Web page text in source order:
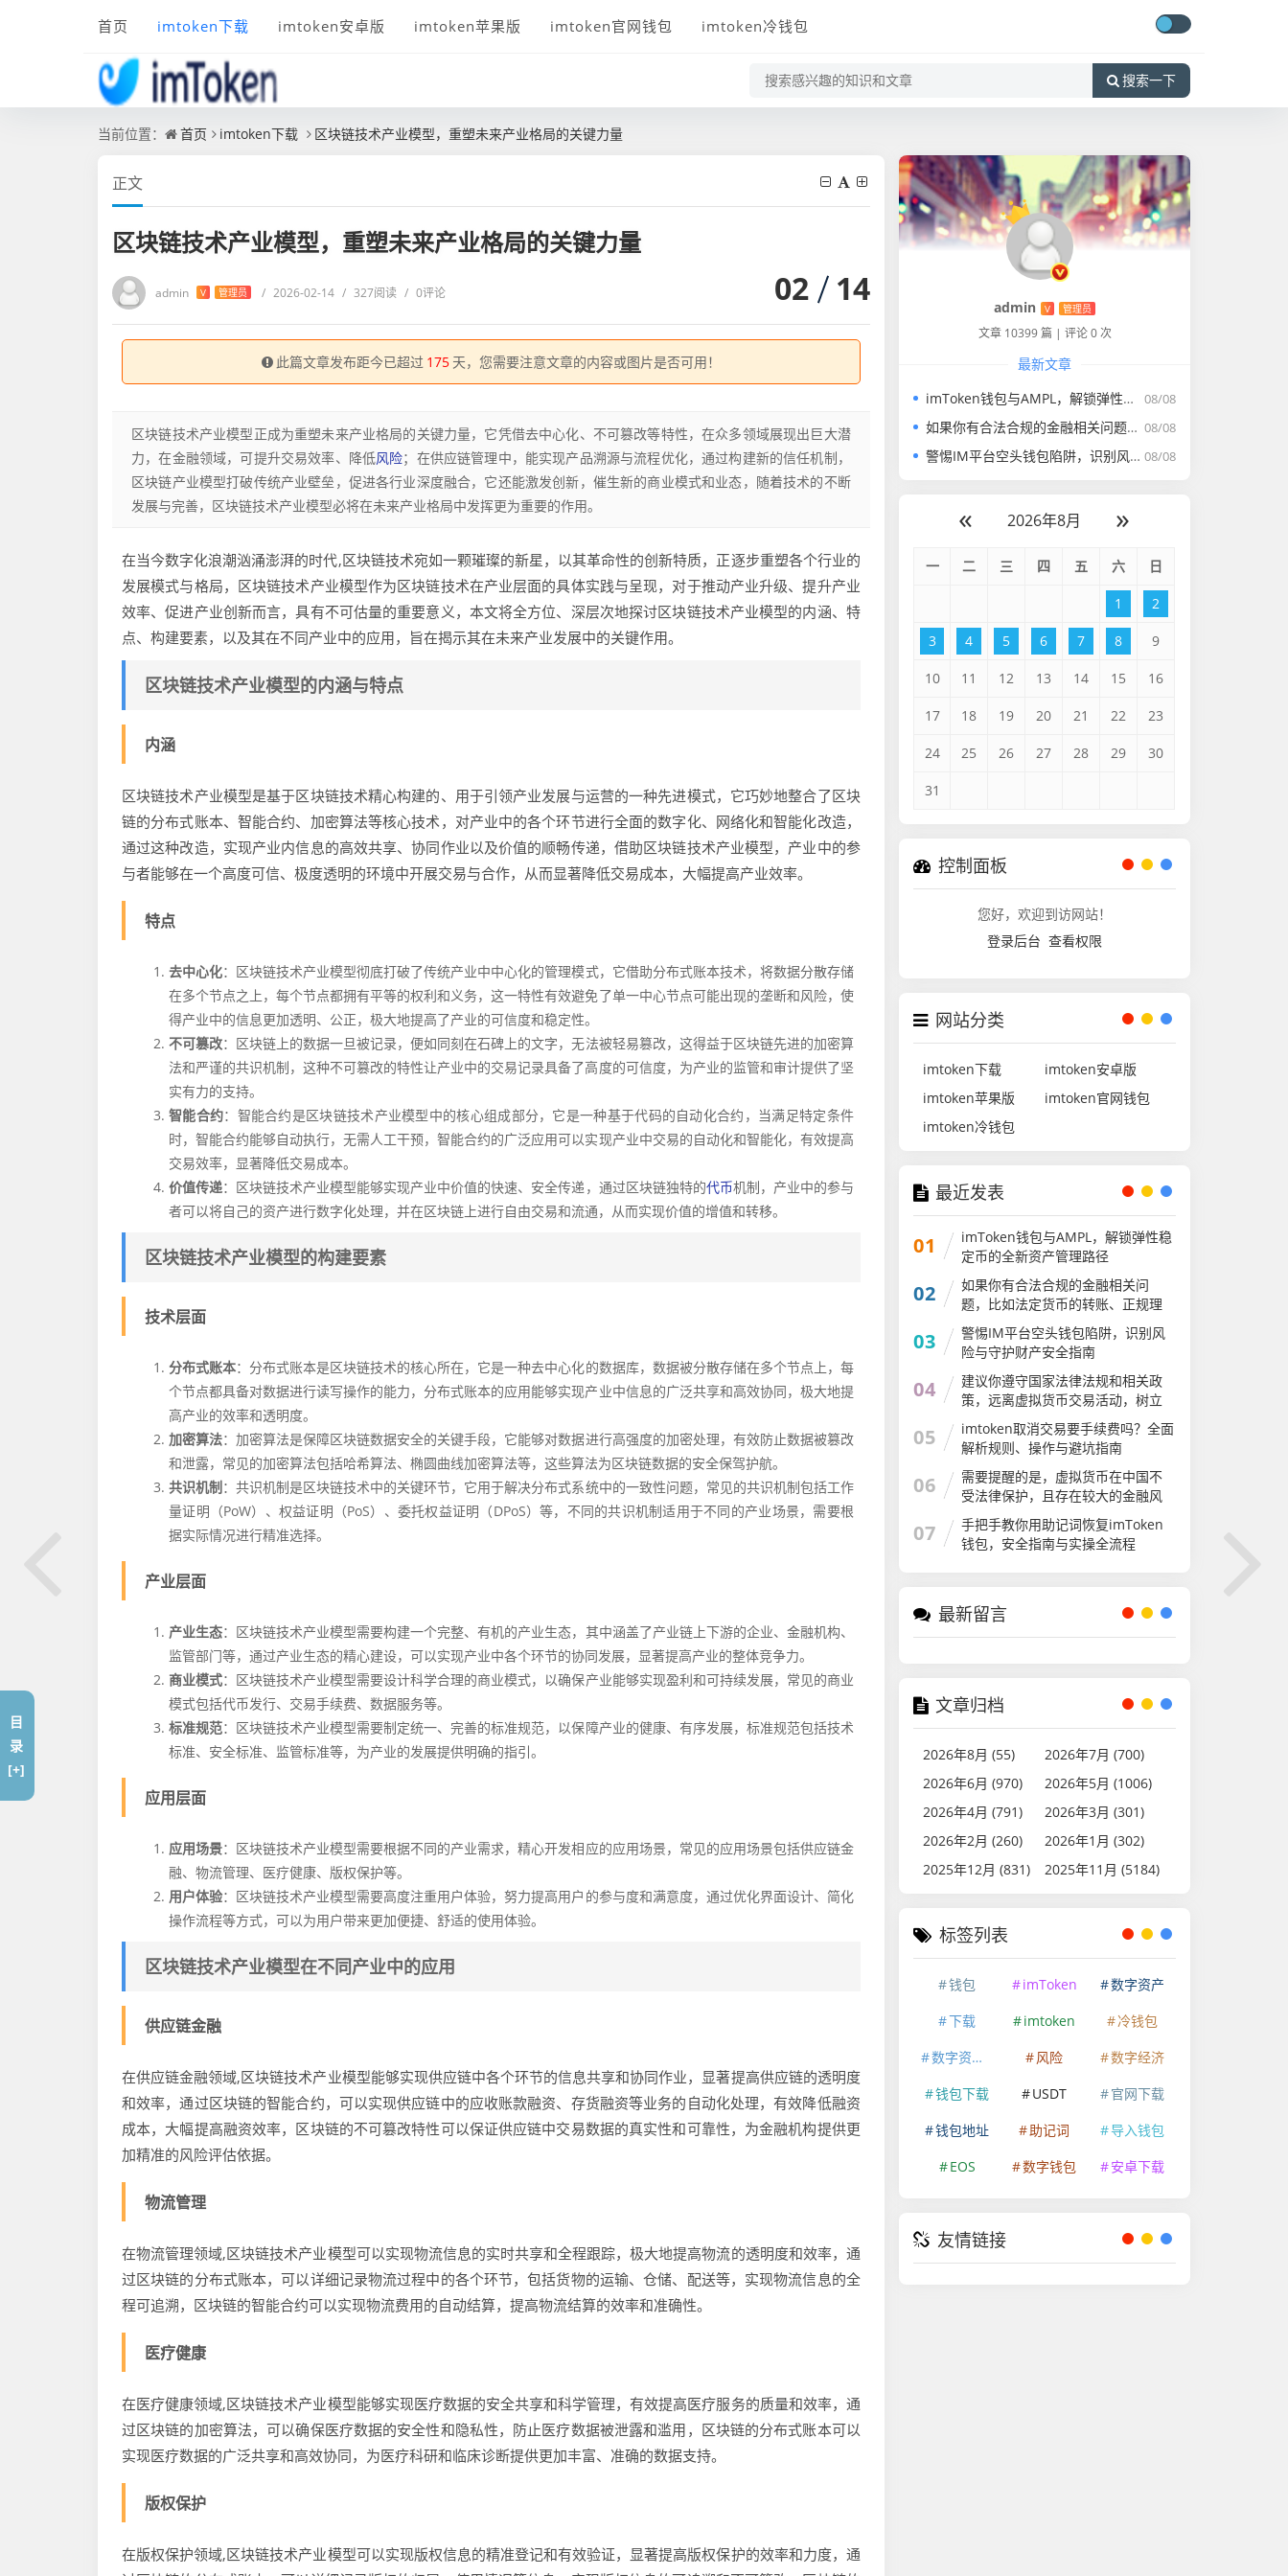
首页 imtoken下载 imtoken安卓版 imtoken苹果版 imtoken官网钱包 imtoken冷钱包
搜索一下
当前位置： 首页 imtoken下载 区块链技术产业模型，重塑未来产业格局的关键力量
正文
区块链技术产业模型，重塑未来产业格局的关键力量
admin V 管理员 / 2026-02-14 / 327阅读 / 0评论 02 14
此篇文章发布距今已超过 175 天，您需要注意文章的内容或图片是否可用！
区块链技术产业模型正成为重塑未来产业格局的关键力量，它凭借去中心化、不可篡改等特性，在众多领域展现出巨大潜
力，在金融领域，可提升交易效率、降低风险；在供应链管理中，能实现产品溯源与流程优化，通过构建新的信任机制，
区块链产业模型打破传统产业壁垒，促进各行业深度融合，它还能激发创新，催生新的商业模式和业态，随着技术的不断
发展与完善，区块链技术产业模型必将在未来产业格局中发挥更为重要的作用。
在当今数字化浪潮汹涌澎湃的时代,区块链技术宛如一颗璀璨的新星，以其革命性的创新特质，正逐步重塑各个行业的
发展模式与格局，区块链技术产业模型作为区块链技术在产业层面的具体实践与呈现，对于推动产业升级、提升产业
效率、促进产业创新而言，具有不可估量的重要意义，本文将全方位、深层次地探讨区块链技术产业模型的内涵、特
点、构建要素，以及其在不同产业中的应用，旨在揭示其在未来产业发展中的关键作用。
区块链技术产业模型的内涵与特点
内涵
区块链技术产业模型是基于区块链技术精心构建的、用于引领产业发展与运营的一种先进模式，它巧妙地整合了区块
链的分布式账本、智能合约、加密算法等核心技术，对产业中的各个环节进行全面的数字化、网络化和智能化改造，
通过这种改造，实现产业内信息的高效共享、协同作业以及价值的顺畅传递，借助区块链技术产业模型，产业中的参
与者能够在一个高度可信、极度透明的环境中开展交易与合作，从而显著降低交易成本，大幅提高产业效率。
特点
去中心化：区块链技术产业模型彻底打破了传统产业中中心化的管理模式，它借助分布式账本技术，将数据分散存储
在多个节点之上，每个节点都拥有平等的权利和义务，这一特性有效避免了单一中心节点可能出现的垄断和风险，使
得产业中的信息更加透明、公正，极大地提高了产业的可信度和稳定性。
不可篡改：区块链上的数据一旦被记录，便如同刻在石碑上的文字，无法被轻易篡改，这得益于区块链先进的加密算
法和严谨的共识机制，这种不可篡改的特性让产业中的交易记录具备了高度的可信度，为产业的监管和审计提供了坚
实有力的支持。
智能合约：智能合约是区块链技术产业模型中的核心组成部分，它是一种基于代码的自动化合约，当满足特定条件
时，智能合约能够自动执行，无需人工干预，智能合约的广泛应用可以实现产业中交易的自动化和智能化，有效提高
交易效率，显著降低交易成本。
价值传递：区块链技术产业模型能够实现产业中价值的快速、安全传递，通过区块链独特的代币机制，产业中的参与
者可以将自己的资产进行数字化处理，并在区块链上进行自由交易和流通，从而实现价值的增值和转移。
区块链技术产业模型的构建要素
技术层面
分布式账本：分布式账本是区块链技术的核心所在，它是一种去中心化的数据库，数据被分散存储在多个节点上，每
个节点都具备对数据进行读写操作的能力，分布式账本的应用能够实现产业中信息的广泛共享和高效协同，极大地提
高产业的效率和透明度。
加密算法：加密算法是保障区块链数据安全的关键手段，它能够对数据进行高强度的加密处理，有效防止数据被篡改
和泄露，常见的加密算法包括哈希算法、椭圆曲线加密算法等，这些算法为区块链数据的安全保驾护航。
共识机制：共识机制是区块链技术中的关键环节，它用于解决分布式系统中的一致性问题，常见的共识机制包括工作
量证明（PoW）、权益证明（PoS）、委托权益证明（DPoS）等，不同的共识机制适用于不同的产业场景，需要根
据实际情况进行精准选择。
产业层面
产业生态：区块链技术产业模型需要构建一个完整、有机的产业生态，其中涵盖了产业链上下游的企业、金融机构、
监管部门等，通过产业生态的精心建设，可以实现产业中各个环节的协同发展，显著提高产业的整体竞争力。
商业模式：区块链技术产业模型需要设计科学合理的商业模式，以确保产业能够实现盈利和可持续发展，常见的商业
模式包括代币发行、交易手续费、数据服务等。
标准规范：区块链技术产业模型需要制定统一、完善的标准规范，以保障产业的健康、有序发展，标准规范包括技术
标准、安全标准、监管标准等，为产业的发展提供明确的指引。
应用层面
应用场景：区块链技术产业模型需要根据不同的产业需求，精心开发相应的应用场景，常见的应用场景包括供应链金
融、物流管理、医疗健康、版权保护等。
用户体验：区块链技术产业模型需要高度注重用户体验，努力提高用户的参与度和满意度，通过优化界面设计、简化
操作流程等方式，可以为用户带来更加便捷、舒适的使用体验。
区块链技术产业模型在不同产业中的应用
供应链金融
在供应链金融领域,区块链技术产业模型能够实现供应链中各个环节的信息共享和协同作业，显著提高供应链的透明度
和效率，通过区块链的智能合约，可以实现供应链中的应收账款融资、存货融资等业务的自动化处理，有效降低融资
成本，大幅提高融资效率，区块链的不可篡改特性可以保证供应链中交易数据的真实性和可靠性，为金融机构提供更
加精准的风险评估依据。
物流管理
在物流管理领域,区块链技术产业模型可以实现物流信息的实时共享和全程跟踪，极大地提高物流的透明度和效率，通
过区块链的分布式账本，可以详细记录物流过程中的各个环节，包括货物的运输、仓储、配送等，实现物流信息的全
程可追溯，区块链的智能合约可以实现物流费用的自动结算，提高物流结算的效率和准确性。
医疗健康
在医疗健康领域,区块链技术产业模型能够实现医疗数据的安全共享和科学管理，有效提高医疗服务的质量和效率，通
过区块链的加密算法，可以确保医疗数据的安全性和隐私性，防止医疗数据被泄露和滥用，区块链的分布式账本可以
实现医疗数据的广泛共享和高效协同，为医疗科研和临床诊断提供更加丰富、准确的数据支持。
版权保护
在版权保护领域,区块链技术产业模型可以实现版权信息的精准登记和有效验证，显著提高版权保护的效率和力度，通
admin V 管理员
文章 10399 篇 | 评论 0 次
最新文章
08/08
imToken钱包与AMPL，解锁弹性稳定币的全新资产管理路径
08/08
如果你有合法合规的金融相关问题，比如法定货币的转账、正规理财等，我会尽力为你解答。请遵守国家法律法规，远离虚拟货币交易炒作活动，共同维护良好的金融秩序
08/08
警惕IM平台空头钱包陷阱，识别风险与守护财产安全指南
« 2026年8月 »
一 二 三 四 五 六 日
1 2
3 4 5 6 7 8 9
10 11 12 13 14 15 16
17 18 19 20 21 22 23
24 25 26 27 28 29 30
31
控制面板
您好，欢迎到访网站！
登录后台 查看权限
网站分类
imtoken下载
imtoken安卓版
imtoken苹果版
imtoken官网钱包
imtoken冷钱包
最近发表
01
imToken钱包与AMPL，解锁弹性稳
定币的全新资产管理路径
02
如果你有合法合规的金融相关问
题，比如法定货币的转账、正规理
财等，我会尽力为你解答。请遵守
国家法律法规，远离虚拟货币交易
炒作活动，共同维护良好的金融秩
序
03
警惕IM平台空头钱包陷阱，识别风
险与守护财产安全指南
04
建议你遵守国家法律法规和相关政
策，远离虚拟货币交易活动，树立
正确的投资观念，保护自身财产安
全。如果你有其他符合法律法规的
话题或内容需要创作，我会尽力为
你提供帮助
05
imtoken取消交易要手续费吗？全面
解析规则、操作与避坑指南
06
需要提醒的是，虚拟货币在中国不
受法律保护，且存在较大的金融风
险和安全隐患。一些所谓的加密货
币可能是诈骗项目，会对个人财产
安全造成严重威胁
07
手把手教你用助记词恢复imToken
钱包，安全指南与实操全流程
最新留言
文章归档
2026年8月 (55)
2026年7月 (700)
2026年6月 (970)
2026年5月 (1006)
2026年4月 (791)
2026年3月 (301)
2026年2月 (260)
2026年1月 (302)
2025年12月 (831)
2025年11月 (5184)
标签列表
钱包 imToken
数字资产
下载
imtoken
冷钱包
数字资产安全
风险
数字经济
钱包下载
USDT
官网下载
钱包地址
助记词
导入钱包
EOS
数字钱包 安卓下载
友情链接
目
录
[+]